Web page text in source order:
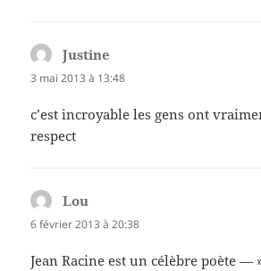
Justine
3 mai 2013 à 13:48
c’est incroyable les gens ont
respect
Lou
6 février 2013 à 20:38
Jean Racine est un célèbre poète —